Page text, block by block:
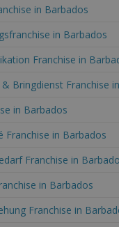
in Barbados
in Barbados
Franchise in
Bringdienst Franchise
in Barbados
Franchise in Barbados
Franchise in
in Barbados
Franchise in